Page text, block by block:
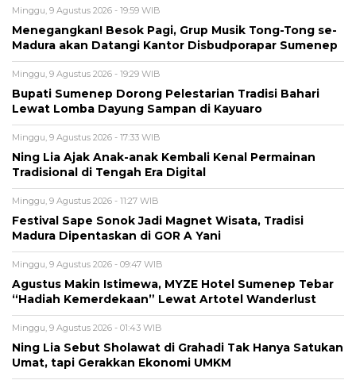
Minggu, 9 Agustus 2026 - 19:59 WIB
Menegangkan! Besok Pagi, Grup Musik Tong-Tong se-
Madura akan Datangi Kantor Disbudporapar Sumenep
Minggu, 9 Agustus 2026 - 19:29 WIB
Bupati Sumenep Dorong Pelestarian Tradisi Bahari
Lewat Lomba Dayung Sampan di Kayuaro
Minggu, 9 Agustus 2026 - 17:33 WIB
Ning Lia Ajak Anak-anak Kembali Kenal Permainan
Tradisional di Tengah Era Digital
Minggu, 9 Agustus 2026 - 11:27 WIB
Festival Sape Sonok Jadi Magnet Wisata, Tradisi
Madura Dipentaskan di GOR A Yani
Minggu, 9 Agustus 2026 - 09:47 WIB
Agustus Makin Istimewa, MYZE Hotel Sumenep Tebar
“Hadiah Kemerdekaan” Lewat Artotel Wanderlust
Minggu, 9 Agustus 2026 - 01:43 WIB
Ning Lia Sebut Sholawat di Grahadi Tak Hanya Satukan
Umat, tapi Gerakkan Ekonomi UMKM